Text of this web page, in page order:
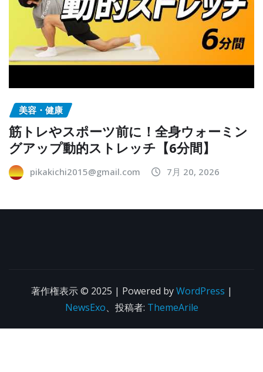
美容・健康
筋トレやスポーツ前に！全身ウォーミン
グアップ動的ストレッチ【6分間】
pikakichi2015@gmail.com 7月 20, 2026
著作権表示 © 2025 | Powered byWordPress |
NewsExo、投稿者: ThemeArile